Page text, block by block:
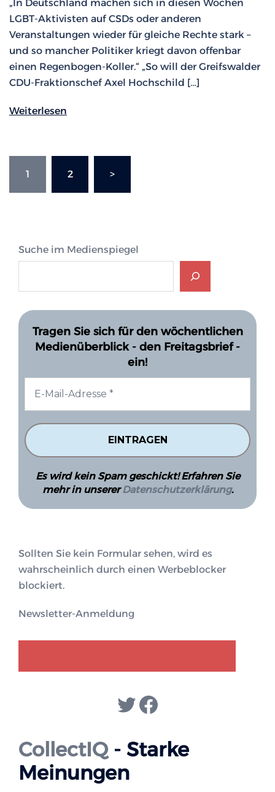
„In Deutschland machen sich in diesen Wochen
LGBT-Aktivisten auf CSDs oder anderen
Veranstaltungen wieder für gleiche Rechte stark –
und so mancher Politiker kriegt davon offenbar
einen Regenbogen-Koller.“ „So will der Greifswalder
CDU-Fraktionschef Axel Hochschild […]
Weiterlesen
der
Beiträge
1 2 >
Suche im Medienspiegel
Tragen Sie sich für den wöchentlichen
Medienüberblick - den Freitagsbrief -
ein!
Es wird kein Spam geschickt! Erfahren Sie
mehr in unsererDatenschutzerklärung.
Sollten Sie kein Formular sehen, wird es
wahrscheinlich durch einen Werbeblocker
blockiert.
Newsletter-Anmeldung
Twitter
Facebook
CollectIQ- Starke
Meinungen